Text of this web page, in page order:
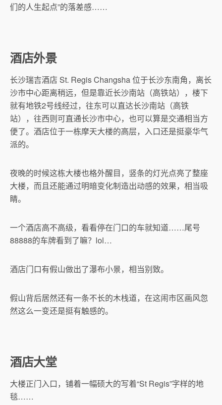
们的人生起点”的落差感……
酒店外景
长沙瑞吉酒店 St. Regis Changsha 位于长沙东南角，离长
沙市中心距离稍远，但是靠近长沙南站（高铁站），楼下
就有地铁2号线经过，往东可以直达长沙南站（高铁
站），往西则可直通长沙市中心，也可以算是交通相当方
便了。酒店位于一栋摩天大楼的高层，入口还是挺豪华气
派的。
夜晚的时候这栋大楼也格外醒目，竖条的灯光点亮了整座
大楼，而且还能通过明暗变化制造出动感的效果，相当吸
睛。
一个酒店高不高级，看看停在门口的车就知道……尾号
88888的车牌看到了嘛？lol…
酒店门口有假山做出了瀑布小景，相当别致。
假山背后居然还有一条不长的木栈道，在这闹市区画风忽
然这么一变还是挺有触感的。
酒店大堂
大楼正门入口，铺着一幅硕大的写着“St Regis”字样的地
毯……